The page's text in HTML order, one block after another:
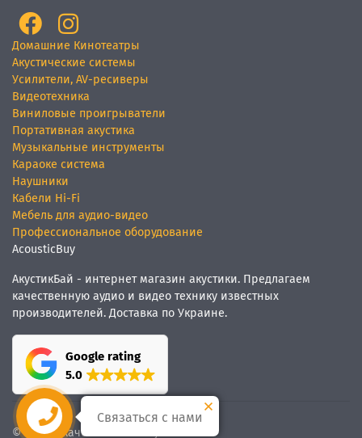
Домашние Кинотеатры
Акустические системы
Усилители, AV-ресиверы
Видеотехника
Виниловые проигрыватели
Портативная акустика
Музыкальные инструменты
Караоке система
Наушники
Кабели Hi-Fi
Мебель для аудио-видео
Профессиональное оборудование
AcousticBuy
АкустикБай - интернет магазин акустики. Предлагаем
качественную аудио и видео технику известных
производителей. Доставка по Украине.
Google rating
5.0
© Мы качественный звук
Связаться с нами